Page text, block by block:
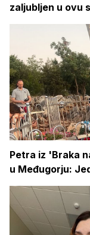
zaljubljen u ovu
Petra iz 'Braka
u Međugorju: